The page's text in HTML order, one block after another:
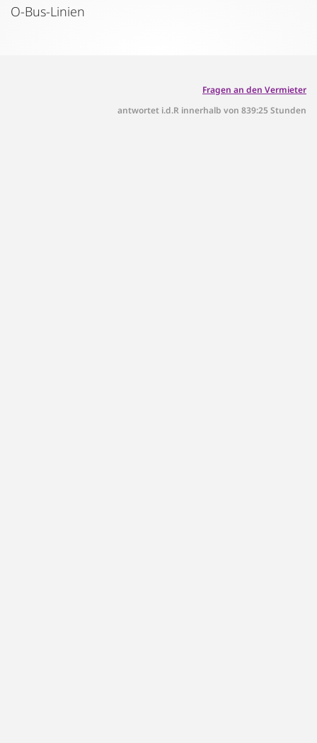
O-Bus-Linien
Fragen an den Vermieter
antwortet i.d.R innerhalb von 839:25 Stunden